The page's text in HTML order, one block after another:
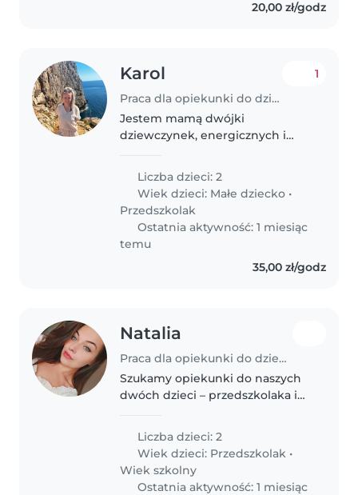
20,00 zł/godz
Karol
Praca dla opiekunki do dziecka w Chełm Śląski
1
Jestem mamą dwójki
dziewczynek, energicznych i
Liczba dzieci: 2
Wiek dzieci: Małe dziecko •
Przedszkolak
Ostatnia aktywność: 1 miesiąc
temu
35,00 zł/godz
Natalia
Praca dla opiekunki do dziecka w Nowa Sól
Szukamy opiekunki do naszych
dwóch dzieci – przedszkolaka i
przedszkolaka . Nasze dzieci są
energiczne, figlarne i ciekawskie.
Potrzebujemy kogoś, kto jest
komfortowo..
Liczba dzieci: 2
Wiek dzieci: Przedszkolak •
Wiek szkolny
Ostatnia aktywność: 1 miesiąc